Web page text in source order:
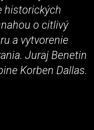
historických
o citlivý
a vytvorenie
Juraj Benetin
Korben Dallas.